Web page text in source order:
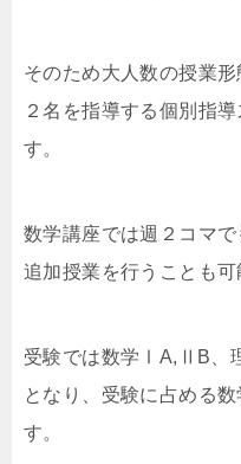
そのため大人数の授業
２名を指導する個別指
す。
数学講座では週２コマで
追加授業を行うことも可
受験では数学ⅠA,ⅡB、
となり、受験に占める
す。